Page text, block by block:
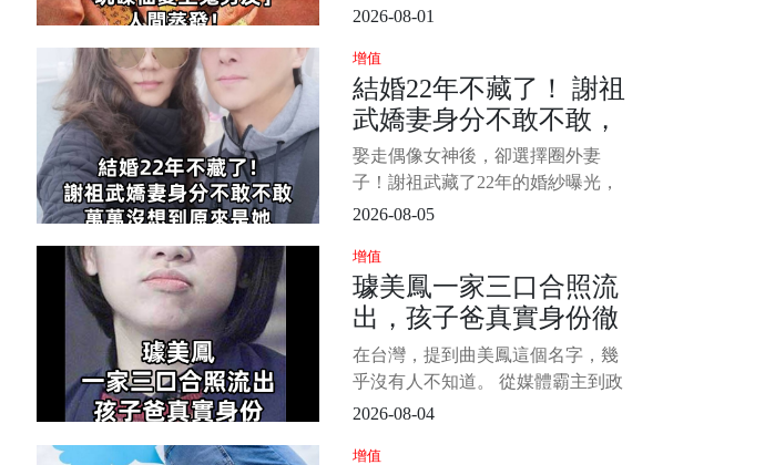
不是被歹徒害命，而是就這樣失蹤
前在一個協尋網站中，一個女孩備
受關注，她已經失蹤了14年，但是
在各方調查下，卻始終沒有消息，
唯一的證物，又是遺留在書包中的
一封信，內容曝光，震驚當地人，
2026-08-01
增值
結婚22年不藏了！ 謝祖
武嬌妻身分不敢不敢，
萬萬沒想到原來是她，
難怪當初狠甩岳翎不娶
張玉嬿...
娶走偶像女神後，卻選擇圈外妻
子！謝祖武藏了22年的婚紗曝光，
網友：難怪當年放棄岳翎和張玉嬿
到的，或許還是那個在電視劇裡總
是深情又讓人心疼的男人。 他演過
溫暖幽默的老師，也演過病弱深情
的富家少爺，更憑藉《啞巴新娘》
裡的周少樸一角，讓無數觀眾哭紅
了眼。 劇中的他
2026-08-05
增值
璩美鳳一家三口合照流
出，孩子爸真實身份徹
底瞞不住，萬萬沒想到
竟然是他？
在台灣，提到曲美鳳這個名字，幾
乎沒有人不知道。 從媒體霸主到政
壇風雲人物，再到捲入舉國震驚的
起伏的大女主劇本。 最近，曲美鳳
2026-08-04
增值